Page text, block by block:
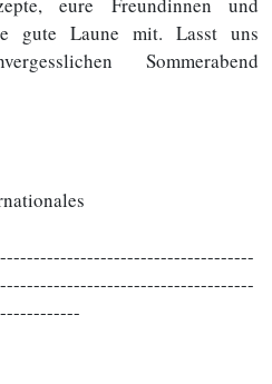
eure Freundinnen und
gute Laune mit. Lasst uns
Sommerabend